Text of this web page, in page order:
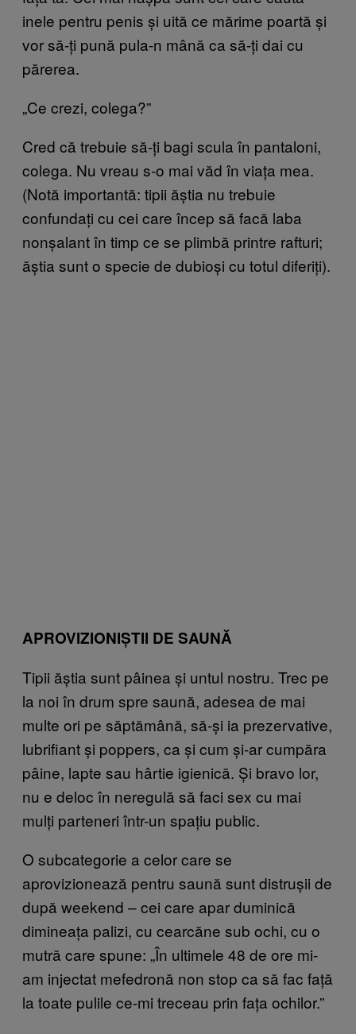
inele pentru penis și uită ce mărime poartă și
vor să-ți pună pula-n mână ca să-ți dai cu
părerea.
„Ce crezi, colega?”
Cred că trebuie să-ți bagi scula în pantaloni,
colega. Nu vreau s-o mai văd în viața mea.
(Notă importantă: tipii ăștia nu trebuie
confundați cu cei care încep să facă laba
nonșalant în timp ce se plimbă printre rafturi;
ăștia sunt o specie de dubioși cu totul diferiți).
APROVIZIONIȘTII DE SAUNĂ
Tipii ăștia sunt pâinea și untul nostru. Trec pe
la noi în drum spre saună, adesea de mai
multe ori pe săptămână, să-și ia prezervative,
lubrifiant și poppers, ca și cum și-ar cumpăra
pâine, lapte sau hârtie igienică. Și bravo lor,
nu e deloc în neregulă să faci sex cu mai
mulți parteneri într-un spațiu public.
O subcategorie a celor care se
aprovizionează pentru saună sunt distrușii de
după weekend – cei care apar duminică
dimineața palizi, cu cearcăne sub ochi, cu o
mutră care spune: „În ultimele 48 de ore mi-
am injectat mefedronă non stop ca să fac față
la toate pulile ce-mi treceau prin fața ochilor.”